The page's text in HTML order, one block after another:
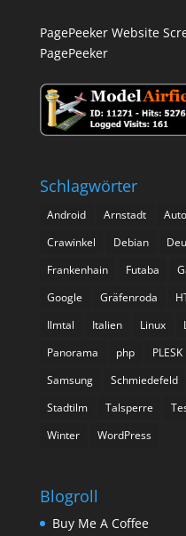
PagePeeker Website
PagePeeker
Schlagwörter
Android Arnstadt Auto
Crawinkel
Debian
Frankenhain
Futaba
Google
Gräfenroda
Ilmtal
Italien Linux
Panorama
php PLESK
Samsung
Schmiedefeld
Stadtilm
Talsperre
Winter
WordPress
Blogroll
Buy Me A Coffee